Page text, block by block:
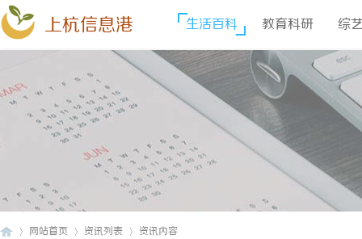
上杭信息港 生活百科 教育科研 综
网站首页 资讯列表 资讯内容